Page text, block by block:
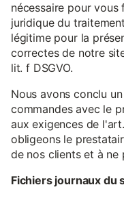
nécessaire pour vous
juridique du
légitime pour la
correctes de notre
lit. f DSGVO.
Nous avons conclu
commandes avec le
aux exigences de
obligeons le
de nos clients et à ne
Fichiers journaux du